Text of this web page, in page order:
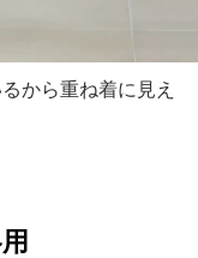
から重ね着に見え